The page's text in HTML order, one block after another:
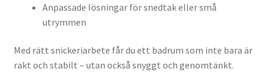
Anpassade lösningar för snedtak eller små
utrymmen
Med rätt snickeriarbete får du ett badrum som inte bara är
rakt och stabilt – utan också snyggt och genomtänkt.